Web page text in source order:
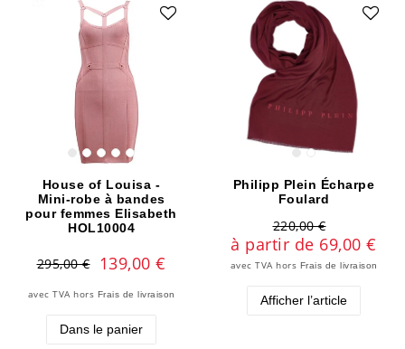
House of Louisa -
Mini-robe à bandes
pour femmes Elisabeth
HOL10004
295,00 € 139,00 €
avec TVAhors Frais de livraison
Dans le panier
Philipp Plein Écharpe
Foulard
220,00 €
à partir de 69,00 €
avec TVAhors Frais de livraison
Afficher l’article